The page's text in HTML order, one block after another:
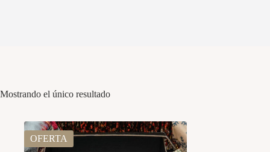
Mostrando el único resultado
OFERTA